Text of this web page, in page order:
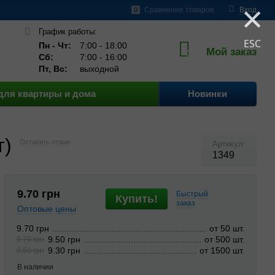
×
ESC
Вход
0 Сравнение товаров
График работы:
Пн - Чт:
7:00 - 18:00
Сб:
7:00 - 16:00
Пт, Вс:
выходной
0 Мой заказ
квартиры и дома Новинки
Оставить отзыв Артикул:
1349
9.70 грн
Оптовые цены
Купить!
Быстрый
заказ
9.70 грн от 50 шт.
9.70 грн 9.50 грн от 500 шт.
9.50 грн 9.30 грн от 1500 шт.
В наличии